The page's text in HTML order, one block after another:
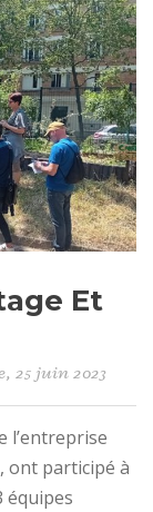
Et
, 25 juin 2023
l’entreprise
ont participé à
équipes